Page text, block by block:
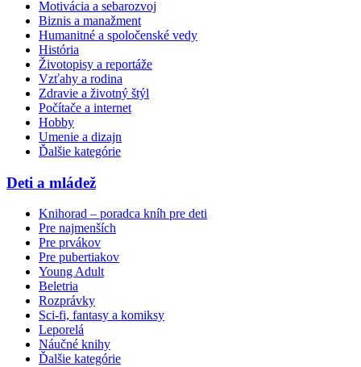
Motivácia a sebarozvoj
Biznis a manažment
Humanitné a spoločenské vedy
História
Životopisy a reportáže
Vzťahy a rodina
Zdravie a životný štýl
Počítače a internet
Hobby
Umenie a dizajn
Ďalšie kategórie
Deti a mládež
Knihorad – poradca kníh pre deti
Pre najmenších
Pre prvákov
Pre pubertiakov
Young Adult
Beletria
Rozprávky
Sci-fi, fantasy a komiksy
Leporelá
Náučné knihy
Ďalšie kategórie